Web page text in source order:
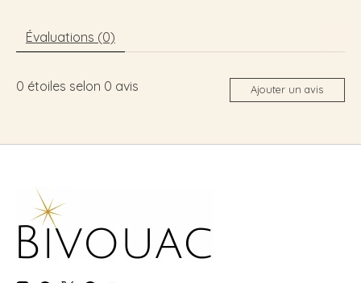
Évaluations (0)
0 étoiles selon 0 avis Ajouter un avis